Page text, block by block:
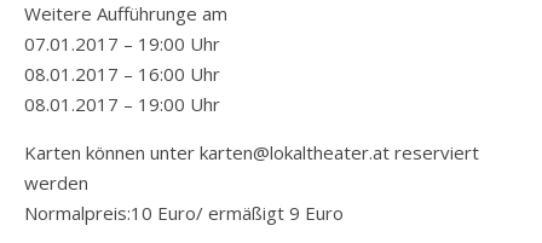
Weitere Aufführunge am
07.01.2017 – 19:00 Uhr
08.01.2017 – 16:00 Uhr
08.01.2017 – 19:00 Uhr
Karten können unter karten@lokaltheater.at reserviert
werden
Normalpreis:10 Euro/ ermäßigt 9 Euro